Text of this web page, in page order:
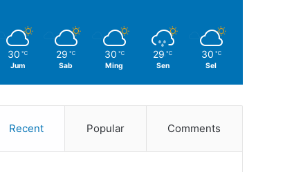
30 ℃
Jum
29 ℃
Sab
30 ℃
Ming
29 ℃
Sen
30 ℃
Sel
Recent Popular Comments